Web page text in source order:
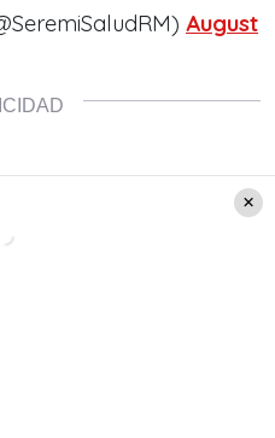
August